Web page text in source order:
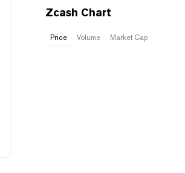
Zcash Chart
Price Volume Market Cap